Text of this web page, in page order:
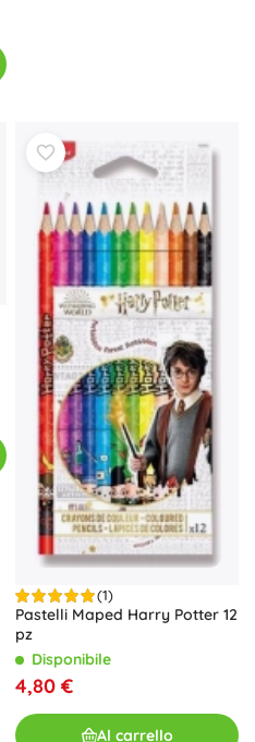
(1)
Pastelli Maped Harry Potter 12
pz
Disponibile
4,80 €
Al carrello